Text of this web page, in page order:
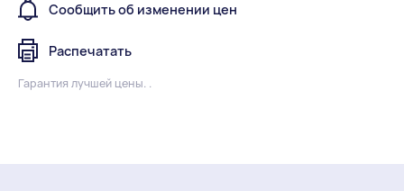
Сообщить об изменении цен
Распечатать
Гарантия лучшей цены. .